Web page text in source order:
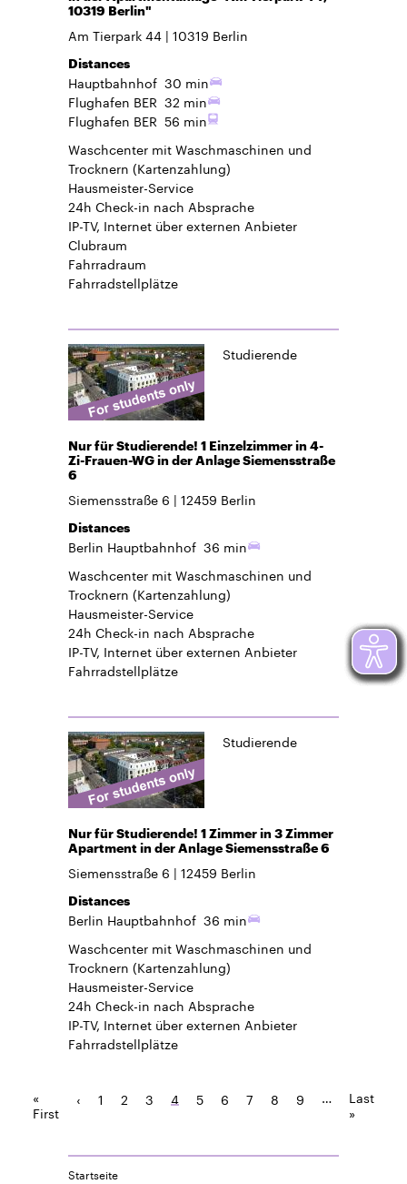
10319 Berlin"
Am Tierpark 44 10319 Berlin
Distances
Hauptbahnhof 30 min
Flughafen BER 32 min
Flughafen BER 56 min
Waschcenter mit Waschmaschinen und
Trocknern (Kartenzahlung)
Hausmeister-Service
24h Check-in nach Absprache
IP-TV, Internet über externen Anbieter
Clubraum
Fahrradraum
Fahrradstellplätze
Studierende
Nur für Studierende! 1 Einzelzimmer in 4-
Zi-Frauen-WG in der Anlage Siemensstraße
6
Siemensstraße 6 12459 Berlin
Distances
Berlin Hauptbahnhof 36 min
Waschcenter mit Waschmaschinen und
Trocknern (Kartenzahlung)
Hausmeister-Service
24h Check-in nach Absprache
IP-TV, Internet über externen Anbieter
Fahrradstellplätze
Studierende
Nur für Studierende! 1 Zimmer in 3 Zimmer
Apartment in der Anlage Siemensstraße 6
Siemensstraße 6 12459 Berlin
Distances
Berlin Hauptbahnhof 36 min
Waschcenter mit Waschmaschinen und
Trocknern (Kartenzahlung)
Hausmeister-Service
24h Check-in nach Absprache
IP-TV, Internet über externen Anbieter
Fahrradstellplätze
«
First
‹ 1 2 3 4 5 6 7 8 9 … Last
»
Startseite